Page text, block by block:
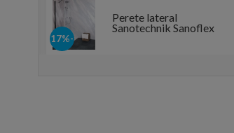
-17%
Perete lateral
Sanotechnik Sanoflex